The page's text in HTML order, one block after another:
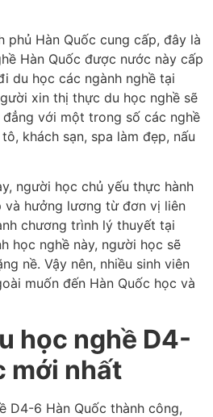
phủ Hàn Quốc cung cấp, đây là
Hàn Quốc được nước này cấp
du học các ngành nghề tại
xin thị thực du học nghề sẽ
với một trong số các nghề
khách sạn, spa làm đẹp, nấu
người học chủ yếu thực hành
hưởng lương từ đơn vị liên
chương trình lý thuyết tại
học nghề này, người học sẽ
nề. Vậy nên, nhiều sinh viên
muốn đến Hàn Quốc học và
học nghề D4-
mới nhất
D4-6 Hàn Quốc thành công,